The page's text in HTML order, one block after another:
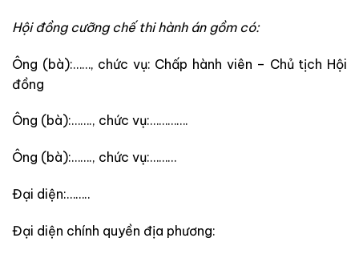
Hội đồng cưỡng chế thi hành án gồm có:
Ông (bà):……, chức vụ: Chấp hành viên – Chủ tịch Hội
đồng
Ông (bà):……., chức vụ:………….
Ông (bà):……., chức vụ:………
Đại diện:……..
Đại diện chính quyền địa phương: